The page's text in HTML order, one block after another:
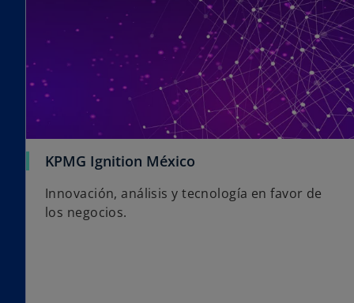
KPMG Ignition México
Innovación, análisis y tecnología en favor de
los negocios.